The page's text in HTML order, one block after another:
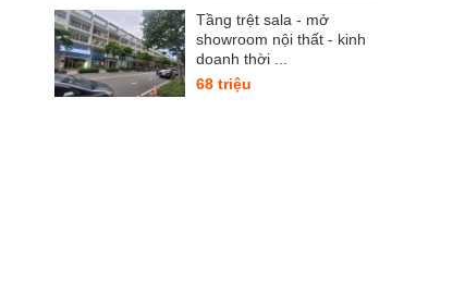
Tầng trệt sala - mở
showroom nội thất - kinh
doanh thời ...
68 triệu